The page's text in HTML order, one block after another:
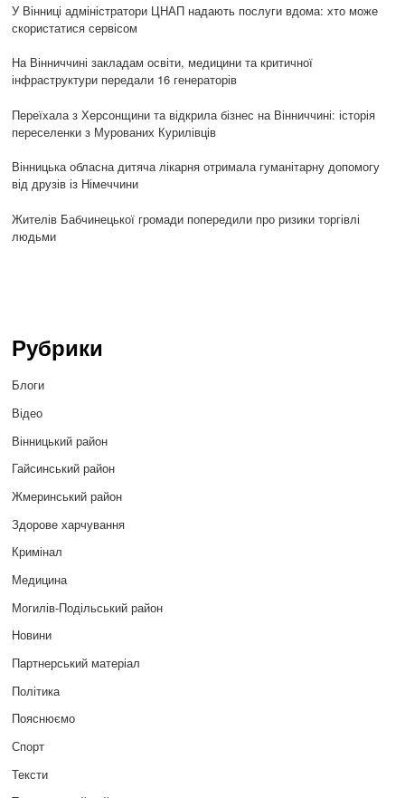
У Вінниці адміністратори ЦНАП надають послуги вдома: хто може
скористатися сервісом
На Вінниччині закладам освіти, медицини та критичної
інфраструктури передали 16 генераторів
Переїхала з Херсонщини та відкрила бізнес на Вінниччині: історія
переселенки з Мурованих Курилівців
Вінницька обласна дитяча лікарня отримала гуманітарну допомогу
від друзів із Німеччини
Жителів Бабчинецької громади попередили про ризики торгівлі
людьми
Рубрики
Блоги
Відео
Вінницький район
Гайсинський район
Жмеринський район
Здорове харчування
Кримінал
Медицина
Могилів-Подільський район
Новини
Партнерський матеріал
Політика
Пояснюємо
Спорт
Тексти